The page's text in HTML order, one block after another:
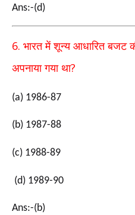
Ans:-(d)
6. भारत में शून्य आधारित बजट
अपनाया गया था?
(a) 1986-87
(b) 1987-88
(c) 1988-89
(d) 1989-90
Ans:-(b)